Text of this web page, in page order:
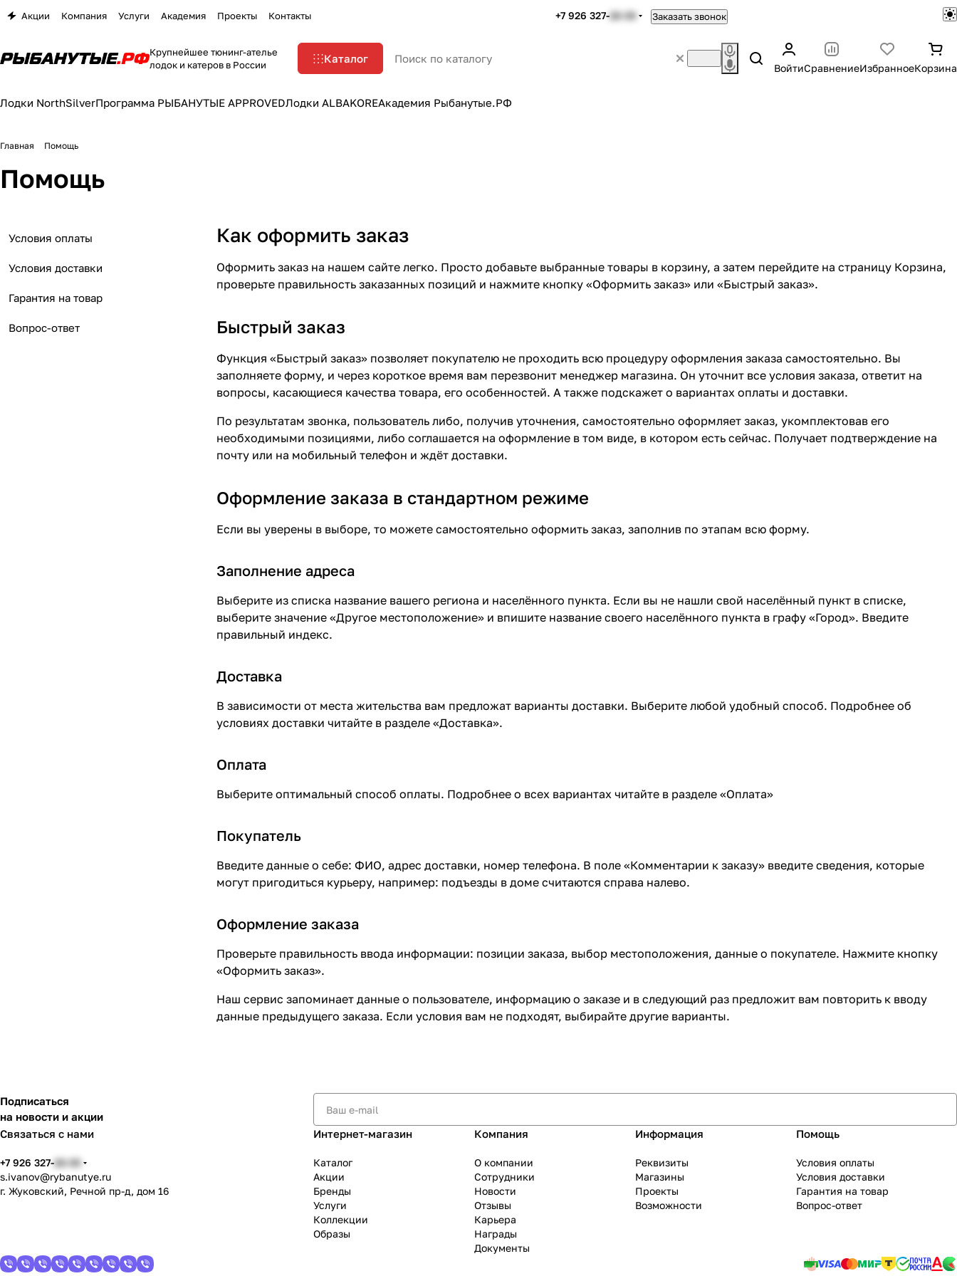
Акции Компания Услуги Академия Проекты Контакты +7 926 327-22-33 Заказать звонок
Крупнейшее тюнинг-ателье
лодок и катеров в России
Каталог
ВойтиСравнениеИзбранноеКорзина
Лодки NorthSilverПрограмма РЫБАНУТЫЕ APPROVEDЛодки ALBAKOREАкадемия Рыбанутые.РФ
Главная Помощь
Помощь
Как оформить заказ
Оформить заказ на нашем сайте легко. Просто добавьте выбранные товары в корзину, а затем перейдите на страницу Корзина,
проверьте правильность заказанных позиций и нажмите кнопку «Оформить заказ» или «Быстрый заказ».
Быстрый заказ
Функция «Быстрый заказ» позволяет покупателю не проходить всю процедуру оформления заказа самостоятельно. Вы
заполняете форму, и через короткое время вам перезвонит менеджер магазина. Он уточнит все условия заказа, ответит на
вопросы, касающиеся качества товара, его особенностей. А также подскажет о вариантах оплаты и доставки.
По результатам звонка, пользователь либо, получив уточнения, самостоятельно оформляет заказ, укомплектовав его
необходимыми позициями, либо соглашается на оформление в том виде, в котором есть сейчас. Получает подтверждение на
почту или на мобильный телефон и ждёт доставки.
Оформление заказа в стандартном режиме
Если вы уверены в выборе, то можете самостоятельно оформить заказ, заполнив по этапам всю форму.
Заполнение адреса
Выберите из списка название вашего региона и населённого пункта. Если вы не нашли свой населённый пункт в списке,
выберите значение «Другое местоположение» и впишите название своего населённого пункта в графу «Город». Введите
правильный индекс.
Доставка
В зависимости от места жительства вам предложат варианты доставки. Выберите любой удобный способ. Подробнее об
условиях доставки читайте в разделе «Доставка».
Оплата
Выберите оптимальный способ оплаты. Подробнее о всех вариантах читайте в разделе «Оплата»
Покупатель
Введите данные о себе: ФИО, адрес доставки, номер телефона. В поле «Комментарии к заказу» введите сведения, которые
могут пригодиться курьеру, например: подъезды в доме считаются справа налево.
Оформление заказа
Проверьте правильность ввода информации: позиции заказа, выбор местоположения, данные о покупателе. Нажмите кнопку
«Оформить заказ».
Наш сервис запоминает данные о пользователе, информацию о заказе и в следующий раз предложит вам повторить к вводу
данные предыдущего заказа. Если условия вам не подходят, выбирайте другие варианты.
Условия оплаты
Условия доставки
Гарантия на товар
Вопрос-ответ
Подписаться
на новости и акции
Связаться с нами
+7 926 327-22-33
s.ivanov@rybanutye.ru
г. Жуковский, Речной пр-д, дом 16
Интернет-магазин
Каталог
Акции
Бренды
Услуги
Коллекции
Образы
Компания
О компании
Сотрудники
Новости
Отзывы
Карьера
Награды
Документы
Информация
Реквизиты
Магазины
Проекты
Возможности
Помощь
Условия оплаты
Условия доставки
Гарантия на товар
Вопрос-ответ